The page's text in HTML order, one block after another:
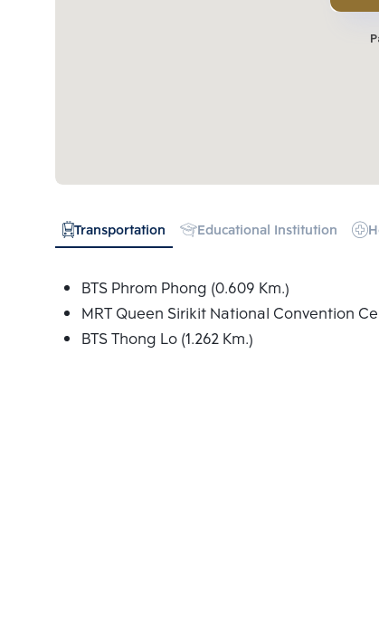
Transportation Educational Institution
BTS Phrom Phong (0.609 Km.)
MRT Queen Sirikit National Convention
BTS Thong Lo (1.262 Km.)